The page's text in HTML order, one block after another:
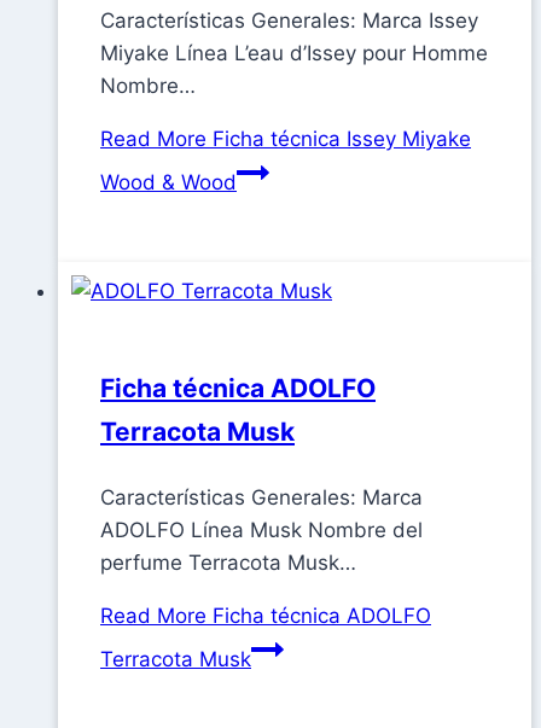
Características Generales: Marca Issey
Miyake Línea L’eau d’Issey pour Homme
Nombre…
Read More Ficha técnica Issey Miyake
Wood & Wood
Ficha técnica ADOLFO
Terracota Musk
Características Generales: Marca
ADOLFO Línea Musk Nombre del
perfume Terracota Musk…
Read More Ficha técnica ADOLFO
Terracota Musk